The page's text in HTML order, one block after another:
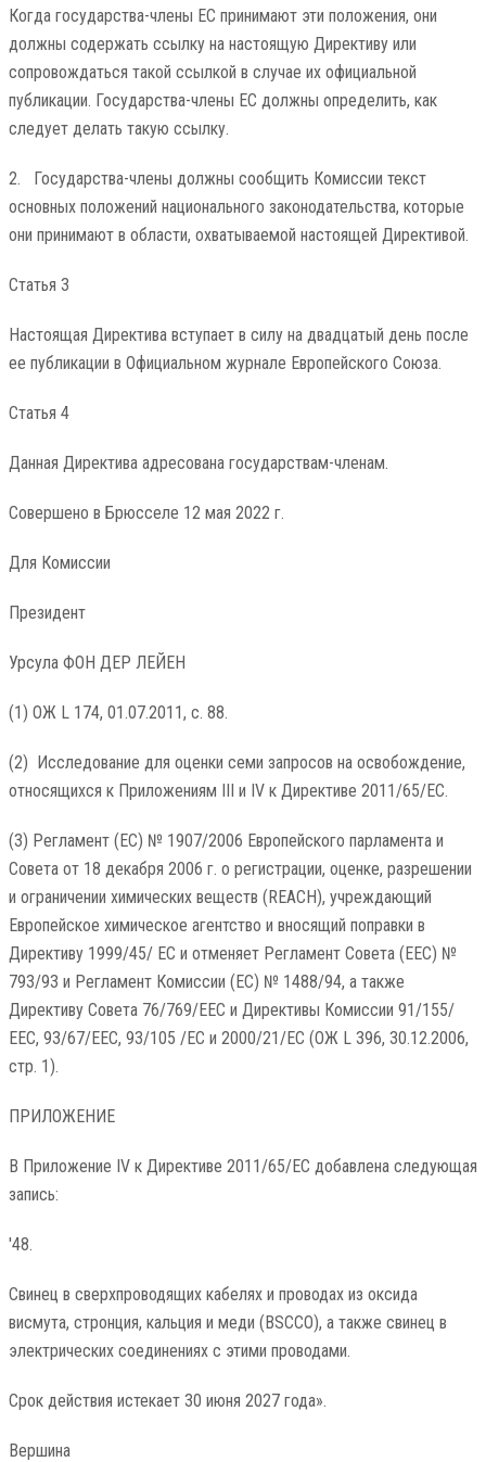
Когда государства-члены ЕС принимают эти положения, они
должны содержать ссылку на настоящую Директиву или
сопровождаться такой ссылкой в ​​случае их официальной
публикации. Государства-члены ЕС должны определить, как
следует делать такую ​​ссылку.
2. Государства-члены должны сообщить Комиссии текст
основных положений национального законодательства, которые
они принимают в области, охватываемой настоящей Директивой.
Статья 3
Настоящая Директива вступает в силу на двадцатый день после
ее публикации в Официальном журнале Европейского Союза.
Статья 4
Данная Директива адресована государствам-членам.
Совершено в Брюсселе 12 мая 2022 г.
Для Комиссии
Президент
Урсула ФОН ДЕР ЛЕЙЕН
(1) ОЖ L 174, 01.07.2011, с. 88.
(2) Исследование для оценки семи запросов на освобождение,
относящихся к Приложениям III и IV к Директиве 2011/65/ЕС.
(3) Регламент (ЕС) № 1907/2006 Европейского парламента и
Совета от 18 декабря 2006 г. о регистрации, оценке, разрешении
и ограничении химических веществ (REACH), учреждающий
Европейское химическое агентство и вносящий поправки в
Директиву 1999/45/ ЕС и отменяет Регламент Совета (ЕЕС) №
793/93 и Регламент Комиссии (ЕС) № 1488/94, а также
Директиву Совета 76/769/ЕЕС и Директивы Комиссии 91/155/
ЕЕС, 93/67/ЕЕС, 93/105 /EC и 2000/21/EC (ОЖ L 396, 30.12.2006,
стр. 1).
ПРИЛОЖЕНИЕ
В Приложение IV к Директиве 2011/65/ЕС добавлена ​​следующая
запись:
'48.
Свинец в сверхпроводящих кабелях и проводах из оксида
висмута, стронция, кальция и меди (BSCCO), а также свинец в
электрических соединениях с этими проводами.
Срок действия истекает 30 июня 2027 года».
Вершина